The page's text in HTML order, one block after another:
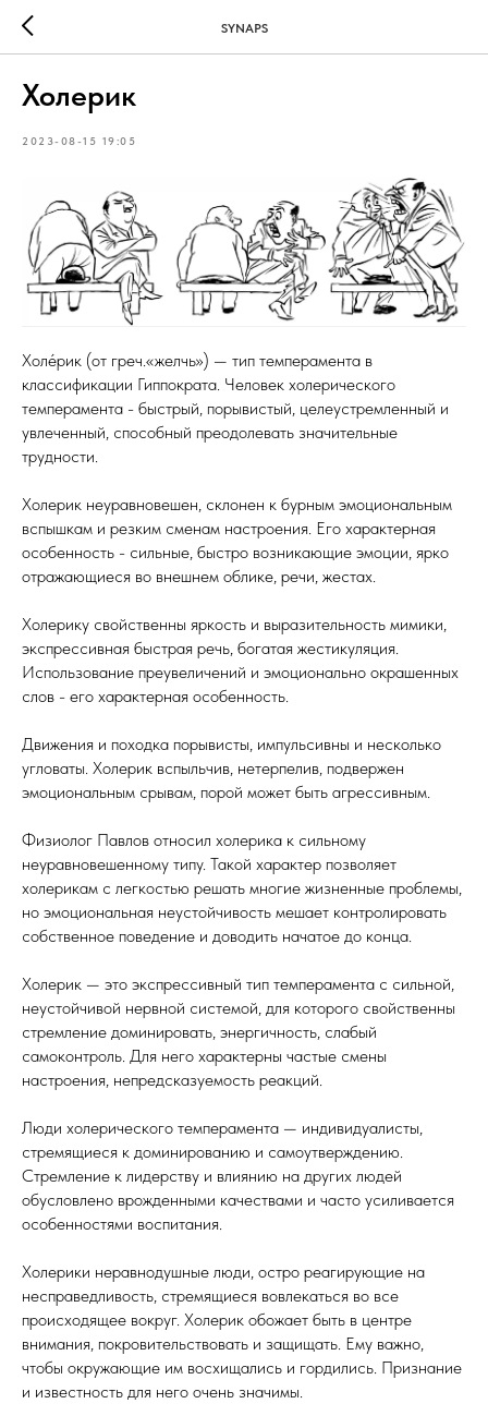
SYNAPS
Холерик
2023-08-15 19:05
Холе́рик (от греч.«желчь») — тип темперамента в
классификации Гиппократа. Человек холерического
темперамента - быстрый, порывистый, целеустремленный и
увлеченный, способный преодолевать значительные
трудности.
Холерик неуравновешен, склонен к бурным эмоциональным
вспышкам и резким сменам настроения. Его характерная
особенность - сильные, быстро возникающие эмоции, ярко
отражающиеся во внешнем облике, речи, жестах.
Холерику свойственны яркость и выразительность мимики,
экспрессивная быстрая речь, богатая жестикуляция.
Использование преувеличений и эмоционально окрашенных
слов - его характерная особенность.
Движения и походка порывисты, импульсивны и несколько
угловаты. Холерик вспыльчив, нетерпелив, подвержен
эмоциональным срывам, порой может быть агрессивным.
Физиолог Павлов относил холерика к сильному
неуравновешенному типу. Такой характер позволяет
холерикам с легкостью решать многие жизненные проблемы,
но эмоциональная неустойчивость мешает контролировать
собственное поведение и доводить начатое до конца.
Холерик — это экспрессивный тип темперамента с сильной,
неустойчивой нервной системой, для которого свойственны
стремление доминировать, энергичность, слабый
самоконтроль. Для него характерны частые смены
настроения, непредсказуемость реакций.
Люди холерического темперамента — индивидуалисты,
стремящиеся к доминированию и самоутверждению.
Стремление к лидерству и влиянию на других людей
обусловлено врожденными качествами и часто усиливается
особенностями воспитания.
Холерики неравнодушные люди, остро реагирующие на
несправедливость, стремящиеся вовлекаться во все
происходящее вокруг. Холерик обожает быть в центре
внимания, покровительствовать и защищать. Ему важно,
чтобы окружающие им восхищались и гордились. Признание
и известность для него очень значимы.